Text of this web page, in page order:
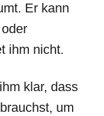
Er kann
ihm nicht.
klar, dass
um